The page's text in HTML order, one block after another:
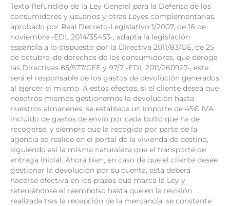
Texto Refundido de la Ley General para la Defensa de los
consumidores y usuarios y otras Leyes complementarias,
aprobado por Real Decreto-Legislativo 1/2007, de 16 de
noviembre -EDL 2014/35453-, adapta la legislación
española a lo dispuesto por la Directiva 2011/83/UE, de 25
de octubre, de derechos de los consumidores, que deroga
las Directivas 85/577/CEE y 97/7 -EDL 2011/260927-, este
será el responsable de los gastos de devolución generados
al ejercer el mismo. A estos efectos, si el cliente desea que
nosotros mismos gestionemos la devolución hasta
nuestros almacenes, se establece un importe de 45€ IVA
incluido de gastos de envío por cada bulto que ha de
recogerse, y siempre que la recogida por parte de la
agencia se realice en el portal de la vivienda de destino,
siguiendo así la misma naturaleza que el transporte de
entrega inicial. Ahora bien, en caso de que el cliente desee
gestionar la devolución por su cuenta, esta deberá
hacerse efectiva en los plazos que marca la Ley y
reteniéndose el reembolso hasta que en la revisión
realizada tras la recepción de la mercancía, se constante